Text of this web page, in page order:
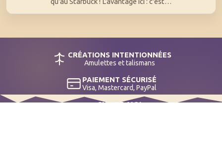
CRÉATIONS INTENTIONNÉES
Amulettes et talismans
PAIEMENT SÉCURISÉ
Visa, Mastercard, PayPal
SUIVEZ-MOI